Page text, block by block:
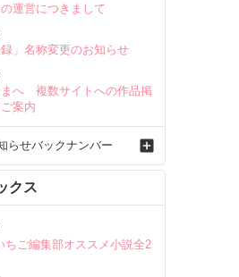
運営につきまして
録」名称変更のお知らせ
へ 複数サイトへの作品掲
案内
らせバックナンバー
クス
ちご編集部オススメ小説全2